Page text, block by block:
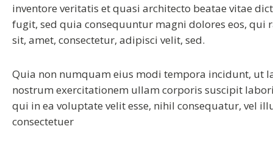
inventore veritatis et quasi architecto beatae vitae
fugit, sed quia consequuntur magni dolores eos,
sit, amet, consectetur, adipisci velit, sed.
Quia non numquam eius modi tempora incidunt, ut
nostrum exercitationem ullam corporis suscipit
qui in ea voluptate velit esse, nihil consequatur, vel
consectetuer